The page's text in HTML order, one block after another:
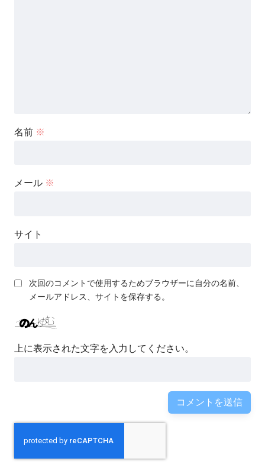
名前 ※
メール ※
サイト
次回のコメントで使用するためブラウザーに自分の名前、
メールアドレス、サイトを保存する。
上に表示された文字を入力してください。